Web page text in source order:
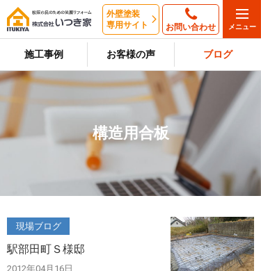
外壁塗装
専用サイト
お問い合わせ
施工事例 お客様の声 ブログ
構造用合板
現場ブログ
駅部田町Ｓ様邸
2012年04月16日